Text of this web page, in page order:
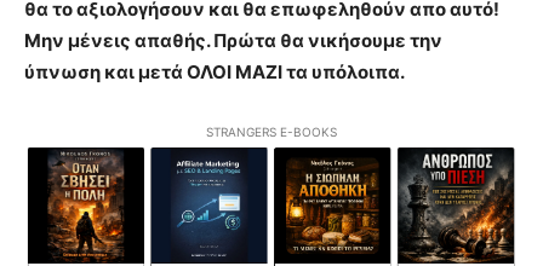
θα το αξιολογήσουν και θα επωφεληθούν απο αυτό!
Μην μένεις απαθής. Πρώτα θα νικήσουμε την
ύπνωση και μετά ΟΛΟΙ ΜΑΖΙ τα υπόλοιπα.
STRANGERS E-BOOKS